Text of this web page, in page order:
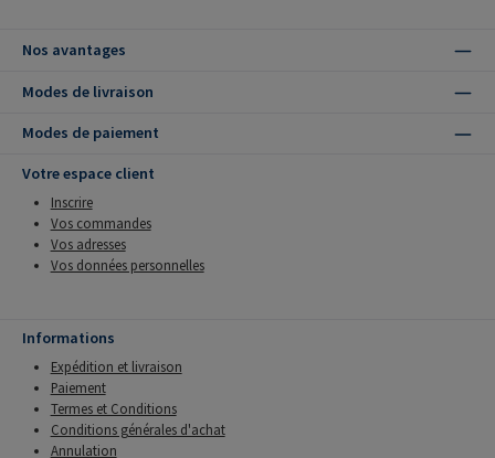
Nos avantages
Modes de livraison
Modes de paiement
Votre espace client
Inscrire
Vos commandes
Vos adresses
Vos données personnelles
Informations
Expédition et livraison
Paiement
Termes et Conditions
Conditions générales d'achat
Annulation